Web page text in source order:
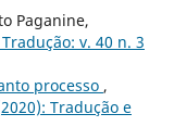
Paganine,
v. 40 n. 3
processo ,
Tradução e